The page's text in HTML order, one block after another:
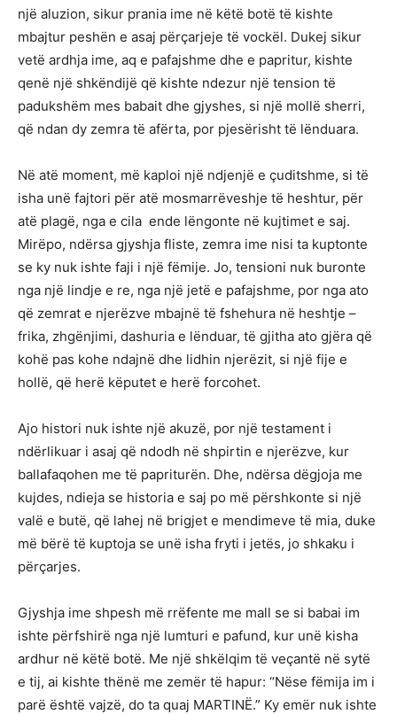
një aluzion, sikur prania ime në këtë botë të kishte
mbajtur peshën e asaj përçarjeje të vockël. Dukej sikur
vetë ardhja ime, aq e pafajshme dhe e papritur, kishte
qenë një shkëndijë që kishte ndezur një tension të
padukshëm mes babait dhe gjyshes, si një mollë sherri,
që ndan dy zemra të afërta, por pjesërisht të lënduara.
Në atë moment, më kaploi një ndjenjë e çuditshme, si të
isha unë fajtori për atë mosmarrëveshje të heshtur, për
atë plagë, nga e cila ende lëngonte në kujtimet e saj.
Mirëpo, ndërsa gjyshja fliste, zemra ime nisi ta kuptonte
se ky nuk ishte faji i një fëmije. Jo, tensioni nuk buronte
nga një lindje e re, nga një jetë e pafajshme, por nga ato
që zemrat e njerëzve mbajnë të fshehura në heshtje –
frika, zhgënjimi, dashuria e lënduar, të gjitha ato gjëra që
kohë pas kohe ndajnë dhe lidhin njerëzit, si një fije e
hollë, që herë këputet e herë forcohet.
Ajo histori nuk ishte një akuzë, por një testament i
ndërlikuar i asaj që ndodh në shpirtin e njerëzve, kur
ballafaqohen me të papriturën. Dhe, ndërsa dëgjoja me
kujdes, ndieja se historia e saj po më përshkonte si një
valë e butë, që lahej në brigjet e mendimeve të mia, duke
më bërë të kuptoja se unë isha fryti i jetës, jo shkaku i
përçarjes.
Gjyshja ime shpesh më rrëfente me mall se si babai im
ishte përfshirë nga një lumturi e pafund, kur unë kisha
ardhur në këtë botë. Me një shkëlqim të veçantë në sytë
e tij, ai kishte thënë me zemër të hapur: “Nëse fëmija im i
parë është vajzë, do ta quaj MARTINË.” Ky emër nuk ishte